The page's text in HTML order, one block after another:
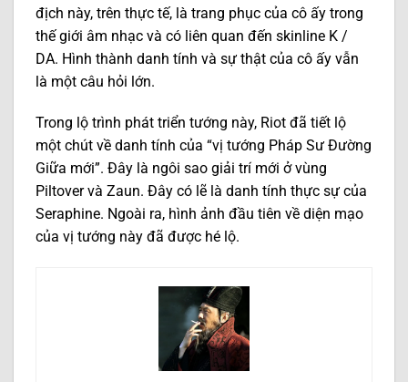
địch này, trên thực tế, là trang phục của cô ấy trong
thế giới âm nhạc và có liên quan đến skinline K /
DA. Hình thành danh tính và sự thật của cô ấy vẫn
là một câu hỏi lớn.
Trong lộ trình phát triển tướng này, Riot đã tiết lộ
một chút về danh tính của “vị tướng Pháp Sư Đường
Giữa mới”. Đây là ngôi sao giải trí mới ở vùng
Piltover và Zaun. Đây có lẽ là danh tính thực sự của
Seraphine. Ngoài ra, hình ảnh đầu tiên về diện mạo
của vị tướng này đã được hé lộ.